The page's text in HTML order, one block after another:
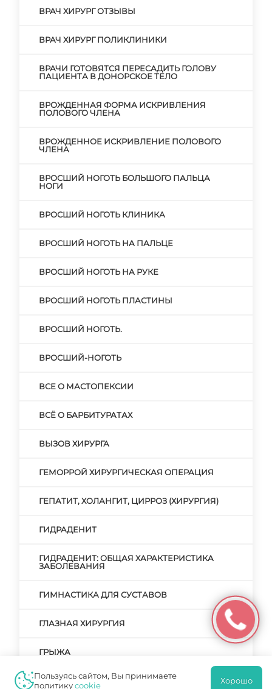
ВРАЧ ХИРУРГ ОТЗЫВЫ
ВРАЧ ХИРУРГ ПОЛИКЛИНИКИ
ВРАЧИ ГОТОВЯТСЯ ПЕРЕСАДИТЬ ГОЛОВУ
ПАЦИЕНТА В ДОНОРСКОЕ ТЕЛО
ВРОЖДЕННАЯ ФОРМА ИСКРИВЛЕНИЯ
ПОЛОВОГО ЧЛЕНА
ВРОЖДЕННОЕ ИСКРИВЛЕНИЕ ПОЛОВОГО
ЧЛЕНА
ВРОСШИЙ НОГОТЬ БОЛЬШОГО ПАЛЬЦА
НОГИ
ВРОСШИЙ НОГОТЬ КЛИНИКА
ВРОСШИЙ НОГОТЬ НА ПАЛЬЦЕ
ВРОСШИЙ НОГОТЬ НА РУКЕ
ВРОСШИЙ НОГОТЬ ПЛАСТИНЫ
ВРОСШИЙ НОГОТЬ.
ВРОСШИЙ-НОГОТЬ
ВСЕ О МАСТОПЕКСИИ
ВСЁ О БАРБИТУРАТАХ
ВЫЗОВ ХИРУРГА
ГЕМОРРОЙ ХИРУРГИЧЕСКАЯ ОПЕРАЦИЯ
ГЕПАТИТ, ХОЛАНГИТ, ЦИРРОЗ (ХИРУРГИЯ)
ГИДРАДЕНИТ
ГИДРАДЕНИТ: ОБЩАЯ ХАРАКТЕРИСТИКА
ЗАБОЛЕВАНИЯ
ГИМНАСТИКА ДЛЯ СУСТАВОВ
ГЛАЗНАЯ ХИРУРГИЯ
ГРЫЖА
ГРЫЖА ПИЩЕВОДА: СИМПТОМАТИКА,
Пользуясь сайтом, Вы принимаете
политикуcookie Хорошо